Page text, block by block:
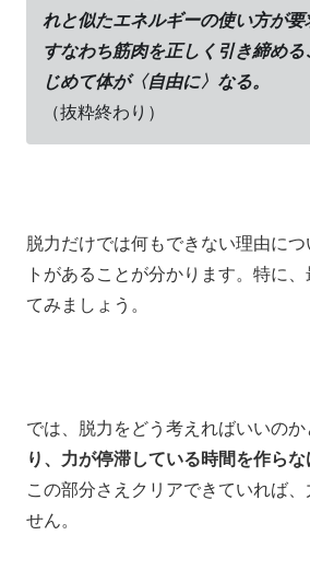
れと似たエネルギーの使い方が要
すなわち筋肉を正しく引き締め
じめて体が〈自由に〉なる。
（抜粋終わり）
脱力だけでは何もできない理由につ
トがあることが分かります。 特に、
てみましょう。
では、脱力をどう考えればいいのか
り、力が停滞している時間を作ら
この部分さえクリアできていれば
せん。